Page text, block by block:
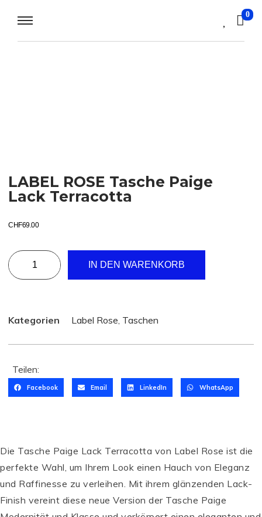
0
LABEL ROSE Tasche Paige
Lack Terracotta
CHF69.00
IN DEN WARENKORB
Kategorien Label Rose, Taschen
Teilen:
Facebook Email LinkedIn WhatsApp
Die Tasche Paige Lack Terracotta von Label Rose ist die
perfekte Wahl, um Ihrem Look einen Hauch von Eleganz
und Raffinesse zu verleihen. Mit ihrem glänzenden Lack-
Finish vereint diese neue Version der Tasche Paige